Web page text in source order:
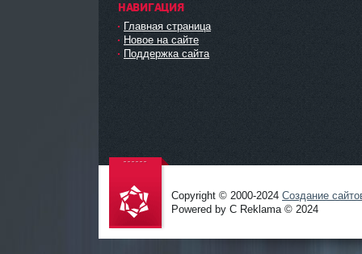
НАВИГАЦИЯ
Главная страница
Новое на сайте
Поддержка сайта
Проект
Copyright © 2000-2024 Создание
Powered by C Reklama © 2024